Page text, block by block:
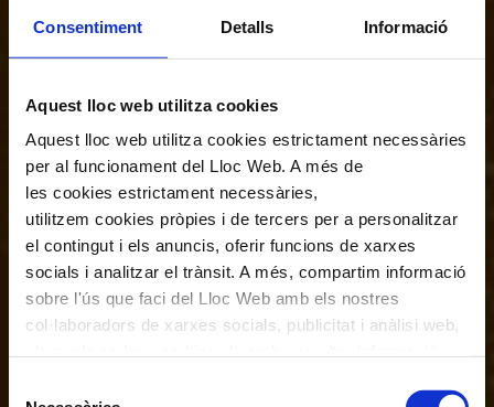
Consentiment Detalls Informació
Aquest lloc web utilitza cookies
Aquest lloc web utilitza cookies estrictament necessàries
per al funcionament del Lloc Web. A més de
les cookies estrictament necessàries,
utilitzem cookies pròpies i de tercers per a personalitzar
el contingut i els anuncis, oferir funcions de xarxes
socials i analitzar el trànsit. A més, compartim informació
sobre l'ús que faci del Lloc Web amb els nostres
col·laboradors de xarxes socials, publicitat i anàlisi web,